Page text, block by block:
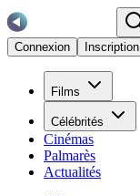
Connexion
Inscription
Films
Célébrités
Cinémas
Palmarès
Actualités